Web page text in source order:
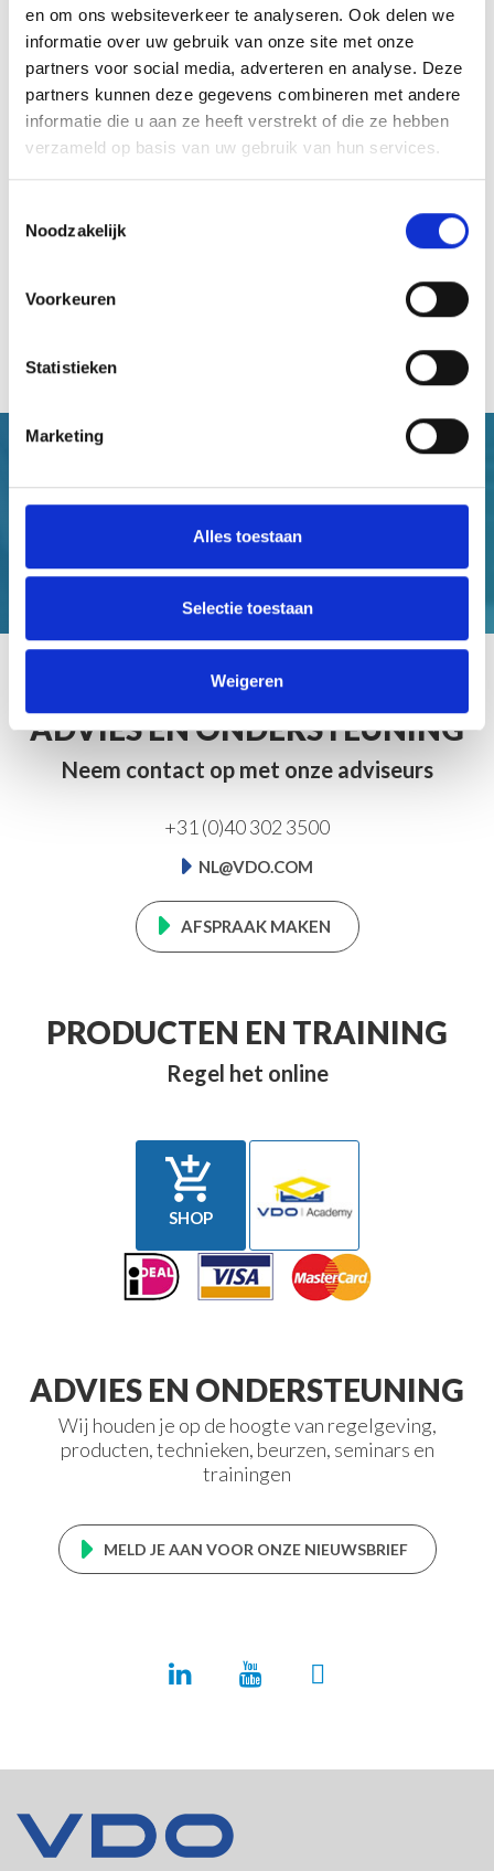
en om ons websiteverkeer te analyseren. Ook delen we
informatie over uw gebruik van onze site met onze
partners voor social media, adverteren en analyse. Deze
partners kunnen deze gegevens combineren met andere
informatie die u aan ze heeft verstrekt of die ze hebben
verzameld op basis van uw gebruik van hun services.
Noodzakelijk
Voorkeuren
Statistieken
Marketing
Alles toestaan
Selectie toestaan
Weigeren
Ja, ik ga akkoord met deprivacyverklaring.
* = VERPLICHT VELD
ADVIES EN ONDERSTEUNING
Neem contact op met onze adviseurs
+31 (0)40 302 3500
NL@VDO.COM
AFSPRAAK MAKEN
PRODUCTEN EN TRAINING
Regel het online

SHOP
ADVIES EN ONDERSTEUNING
Wij houden je op de hoogte van regelgeving,
producten, technieken, beurzen, seminars en
trainingen
MELD JE AAN VOOR ONZE NIEUWSBRIEF